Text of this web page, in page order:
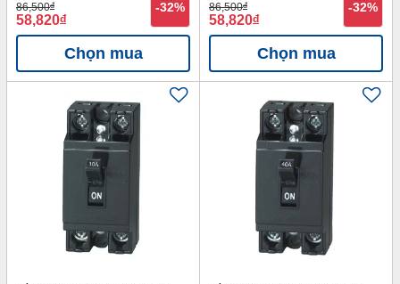
86,500đ
58,820đ
-32%
Chọn mua
86,500đ
58,820đ
-32%
Chọn mua